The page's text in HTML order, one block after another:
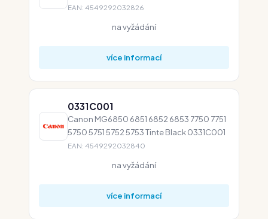
EAN: 4549292032826
na vyžádání
více informací
0331C001
Canon MG6850 6851 6852 6853 7750 7751
5750 5751 5752 5753 Tinte Black 0331C001
EAN: 4549292032840
na vyžádání
více informací